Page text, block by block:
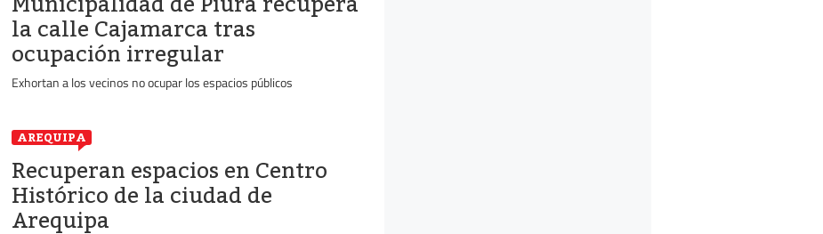
la calle Cajamarca tras
ocupación irregular
Exhortan a los vecinos no ocupar los espacios públicos
AREQUIPA
Recuperan espacios en Centro
Histórico de la ciudad de
Arequipa